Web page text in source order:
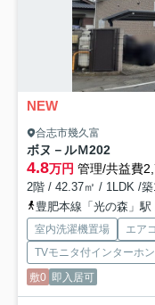
NEW
合志市幾久富
ボヌ－ルＭ202
4.8万円 管理/共益費
2階 / 42.37㎡ / 1LDK /
豊肥本線「光の森」
室内洗濯機置場 エア
TVモニタ付インターホン
敷0 即入居可